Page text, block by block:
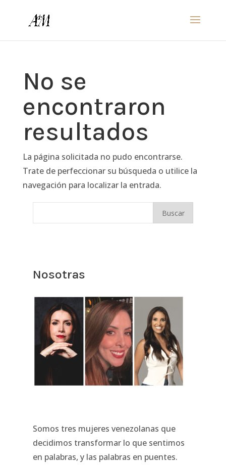
No se
encontraron
resultados
La página solicitada no pudo encontrarse.
Trate de perfeccionar su búsqueda o utilice la
navegación para localizar la entrada.
Nosotras
Somos tres mujeres venezolanas que
decidimos transformar lo que sentimos
en palabras, y las palabras en puentes.